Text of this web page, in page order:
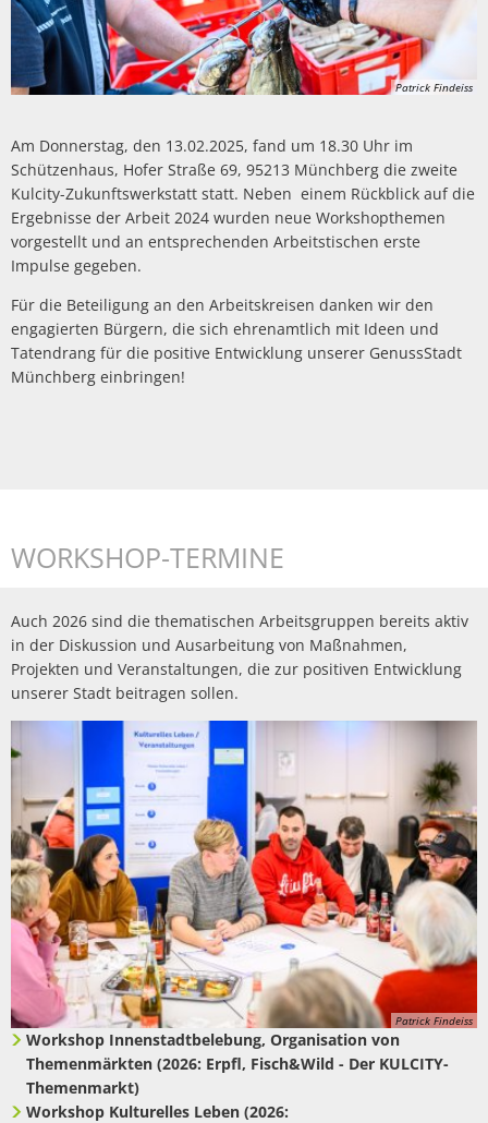
Patrick Findeiss
Am Donnerstag, den 13.02.2025, fand um 18.30 Uhr im
Schützenhaus, Hofer Straße 69, 95213 Münchberg die zweite
Kulcity-Zukunftswerkstatt statt. Neben einem Rückblick auf die
Ergebnisse der Arbeit 2024 wurden neue Workshopthemen
vorgestellt und an entsprechenden Arbeitstischen erste
Impulse gegeben.
Für die Beteiligung an den Arbeitskreisen danken wir den
engagierten Bürgern, die sich ehrenamtlich mit Ideen und
Tatendrang für die positive Entwicklung unserer GenussStadt
Münchberg einbringen!
WORKSHOP-TERMINE
Auch 2026 sind die thematischen Arbeitsgruppen bereits aktiv
in der Diskussion und Ausarbeitung von Maßnahmen,
Projekten und Veranstaltungen, die zur positiven Entwicklung
unserer Stadt beitragen sollen.
Patrick Findeiss
Workshop Innenstadtbelebung, Organisation von
Themenmärkten (2026: Erpfl, Fisch&Wild - Der KULCITY-
Themenmarkt)
Workshop Kulturelles Leben (2026: